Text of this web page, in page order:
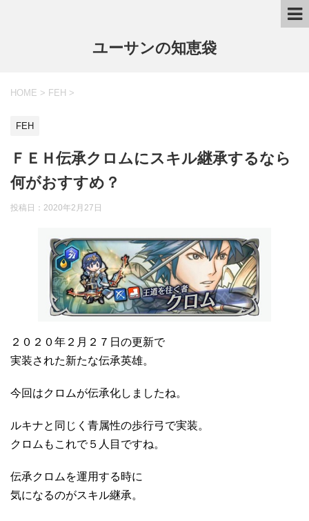
ユーサンの知恵袋
HOME > FEH >
FEH
ＦＥＨ伝承クロムにスキル継承するなら
何がおすすめ？
投稿日： 2020年2月27日
２０２０年２月２７日の更新で
実装された新たな伝承英雄。
今回はクロムが伝承化しましたね。
ルキナと同じく青属性の歩行弓で実装。
クロムもこれで５人目ですね。
伝承クロムを運用する時に
気になるのがスキル継承。